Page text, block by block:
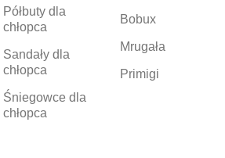
Półbuty dla
chłopca
Sandały dla
chłopca
Śniegowce dla
chłopca
Bobux
Mrugała
Primigi